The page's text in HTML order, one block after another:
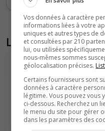
Liste des avis du
Il n'y a pas
Vos données à caractère
informations liées à votre
uniques et autres types de
et consultées par 210
lui, ou utilisées
nous-mêmes sommes
géolocalisation précises.
Certains fournisseurs sont
données à caractère
légitime. Vous pouvez
ci-dessous. Recherchez un
le menu du site pour gérer
dans les paramètres des